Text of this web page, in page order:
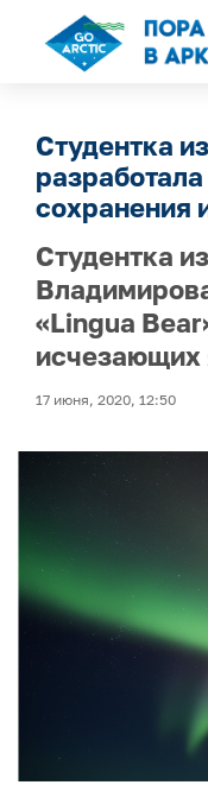
Студентка
сохранения
Студентка
«Lingua
исчезающих
17 июня, 2020, 12:50